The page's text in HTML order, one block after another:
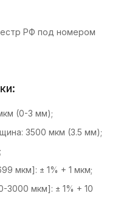
РФ под номером
(0-3 мм);
3500 мкм (3.5 мм);
мкм]: ± 1% + 1 мкм;
3000 мкм]: ± 1% + 10